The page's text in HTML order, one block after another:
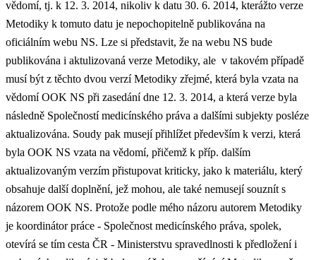
vědomí, tj. k 12. 3. 2014, nikoliv k datu 30. 6. 2014, kterážto verze
Metodiky k tomuto datu je nepochopitelně publikována na
oficiálním webu NS. Lze si představit, že na webu NS bude
publikována i aktulizovaná verze Metodiky, ale v takovém případě
musí být z těchto dvou verzí Metodiky zřejmé, která byla vzata na
vědomí OOK NS při zasedání dne 12. 3. 2014, a která verze byla
následně Společností medicínského práva a dalšími subjekty posléze
aktualizována. Soudy pak musejí přihlížet především k verzi, která
byla OOK NS vzata na vědomí, přičemž k příp. dalším
aktualizovaným verzím přistupovat kriticky, jako k materiálu, který
obsahuje další doplnění, jež mohou, ale také nemusejí souznít s
názorem OOK NS. Protože podle mého názoru autorem Metodiky
je koordinátor práce - Společnost medicínského práva, spolek,
otevírá se tím cesta ČR - Ministerstvu spravedlnosti k předložení i